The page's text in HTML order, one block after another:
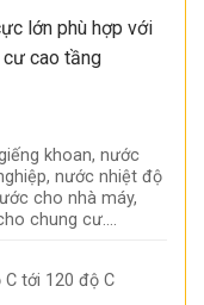
lớn phù hợp với
cư cao tầng
khoan, nước
nước nhiệt độ
cho nhà máy,
chung cư….
C tới 120 độ C